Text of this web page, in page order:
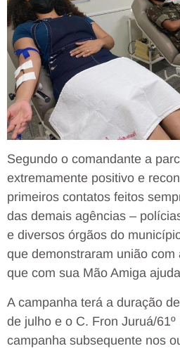
Segundo o comandante a
extremamente positivo e
primeiros contatos feitos
das demais agências –
e diversos órgãos do
que demonstraram união com
que com sua Mão Amiga
A campanha terá a duração
de julho e o C. Fron Juruá/61º
campanha subsequente nos